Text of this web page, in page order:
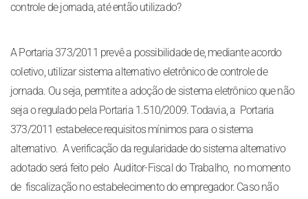
controle de jornada, até então utilizado?
A Portaria 373/2011 prevê a possibilidade de, mediante acordo
coletivo, utilizar sistema alternativo eletrônico de controle de
jornada. Ou seja, permtite a adoção de sistema eletrônico que não
seja o regulado pela Portaria 1.510/2009. Todavia, a Portaria
373/2011 estabelece requisitos mínimos para o sistema
alternativo. A verificação da regularidade do sistema alternativo
adotado será feito pelo Auditor-Fiscal do Trabalho, no momento
de fiscalização no estabelecimento do empregador. Caso não